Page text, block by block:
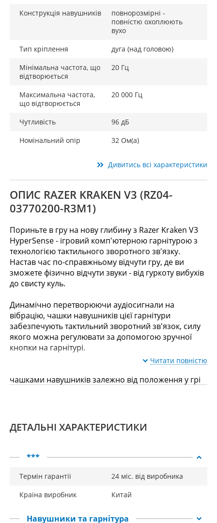
Конструкція навушників
повнорозмірні -
повністю охоплюють
вухо
Тип кріплення
дуга (над головою)
Мінімальна частота, що
відтворюється
20 Гц
Максимальна частота,
що відтворюється
20 000 Гц
Чутливість
96 дБ
Номінальний опір
32 Ом(a)
Дивитись всі характеристики
ОПИС RAZER KRAKEN V3 (RZ04-
03770200-R3M1)
Пориньте в гру на нову глибину з Razer Kraken V3
HyperSense - ігровий комп'ютерною гарнітурою з
технологією тактильного зворотного зв'язку.
Настав час по-справжньому відчути гру, де ви
зможете фізично відчути звуки - від гуркоту вибухів
до свисту куль.
Динамічно перетворюючи аудіосигнали на
вібрацію, чашки навушників цієї гарнітури
забезпечують тактильний зворотний зв'язок, силу
якого можна регулювати за допомогою зручної
кнопки на гарнітурі.
чашками навушників залежно від положення у грі
інтеграції або додаткових завантажень для роботи.
Сумісність з іграми, музикою та фільмами.
Легко регулюйте силу тактильних відчуттів за
перемикатися між вимкненим, низьким, середнім
зможете насолоджуватися реалістичною
Читати повністю
ДЕТАЛЬНІ ХАРАКТЕРИСТИКИ
***
Термін гарантії
24 міс. від виробника
Країна виробник
Китай
Навушники та гарнітура